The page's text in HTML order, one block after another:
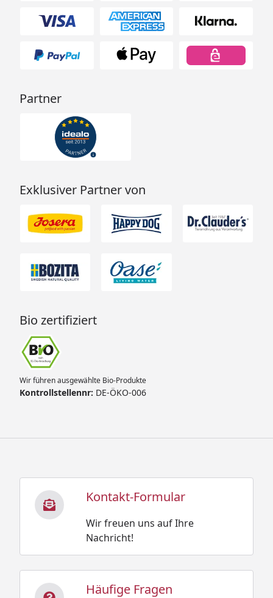
Partner
Exklusiver Partner von
Bio zertifiziert
Wir führen ausgewählte Bio-Produkte
Kontrollstellennr: DE-ÖKO-006
Kontakt-Formular
Wir freuen uns auf Ihre
Nachricht!
Häufige Fragen